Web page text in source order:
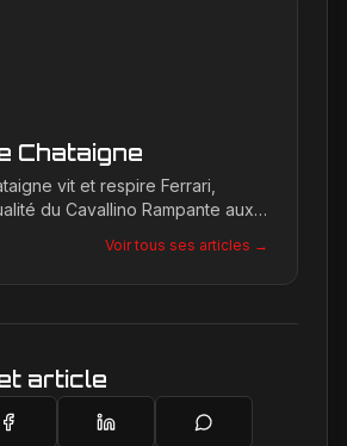
Chataigne
vit et respire Ferrari,
du Cavallino Rampante aux
les tendances et les
offrant une plongée
Voir tous ses articles →
article